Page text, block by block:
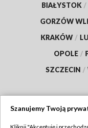
BIAŁYSTOK /
GORZÓW
KRAKÓW /
OPOLE /
SZCZECIN /
Szanujemy Twoją